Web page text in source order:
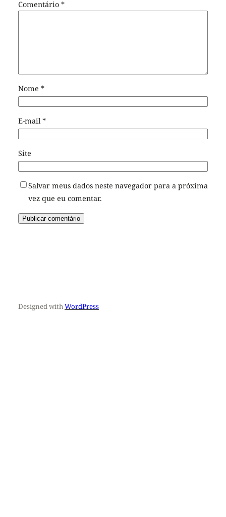
Comentário *
Nome *
E-mail *
Site
Salvar meus dados neste navegador para a próxima
vez que eu comentar.
Designed withWordPress